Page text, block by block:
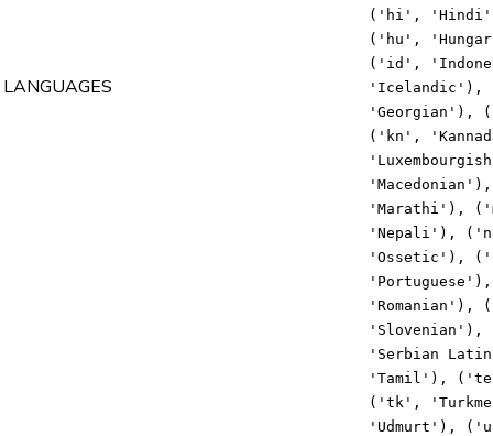
LANGUAGES
('hi',
('hu',
('id',
'Georgian'),
('kn',
'Marathi'),
'Nepali'),
'Ossetic'),
'Serbian
'Tamil'),
('tk',
'Udmurt'),